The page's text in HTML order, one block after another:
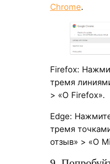
Chrome.
Firefox:
тремя
> «О Firefox».
Edge:
тремя
отзыв» > «О